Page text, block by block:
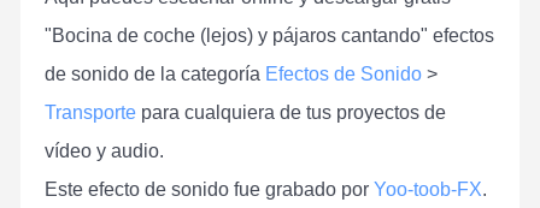
"Bocina de coche (lejos) y pájaros cantando" efectos
de sonido de la categoría Efectos de Sonido >
Transporte para cualquiera de tus proyectos de
vídeo y audio.
Este efecto de sonido fue grabado por Yoo-toob-FX.